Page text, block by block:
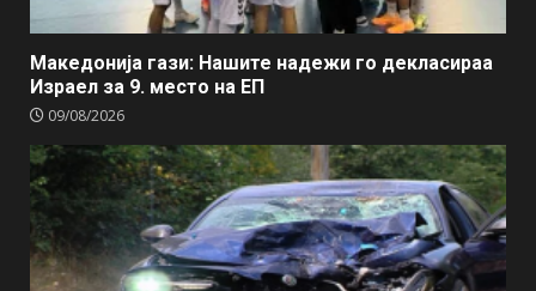
Македонија гази: Нашите надежи го декласираа
Израел за 9. место на ЕП
09/08/2026